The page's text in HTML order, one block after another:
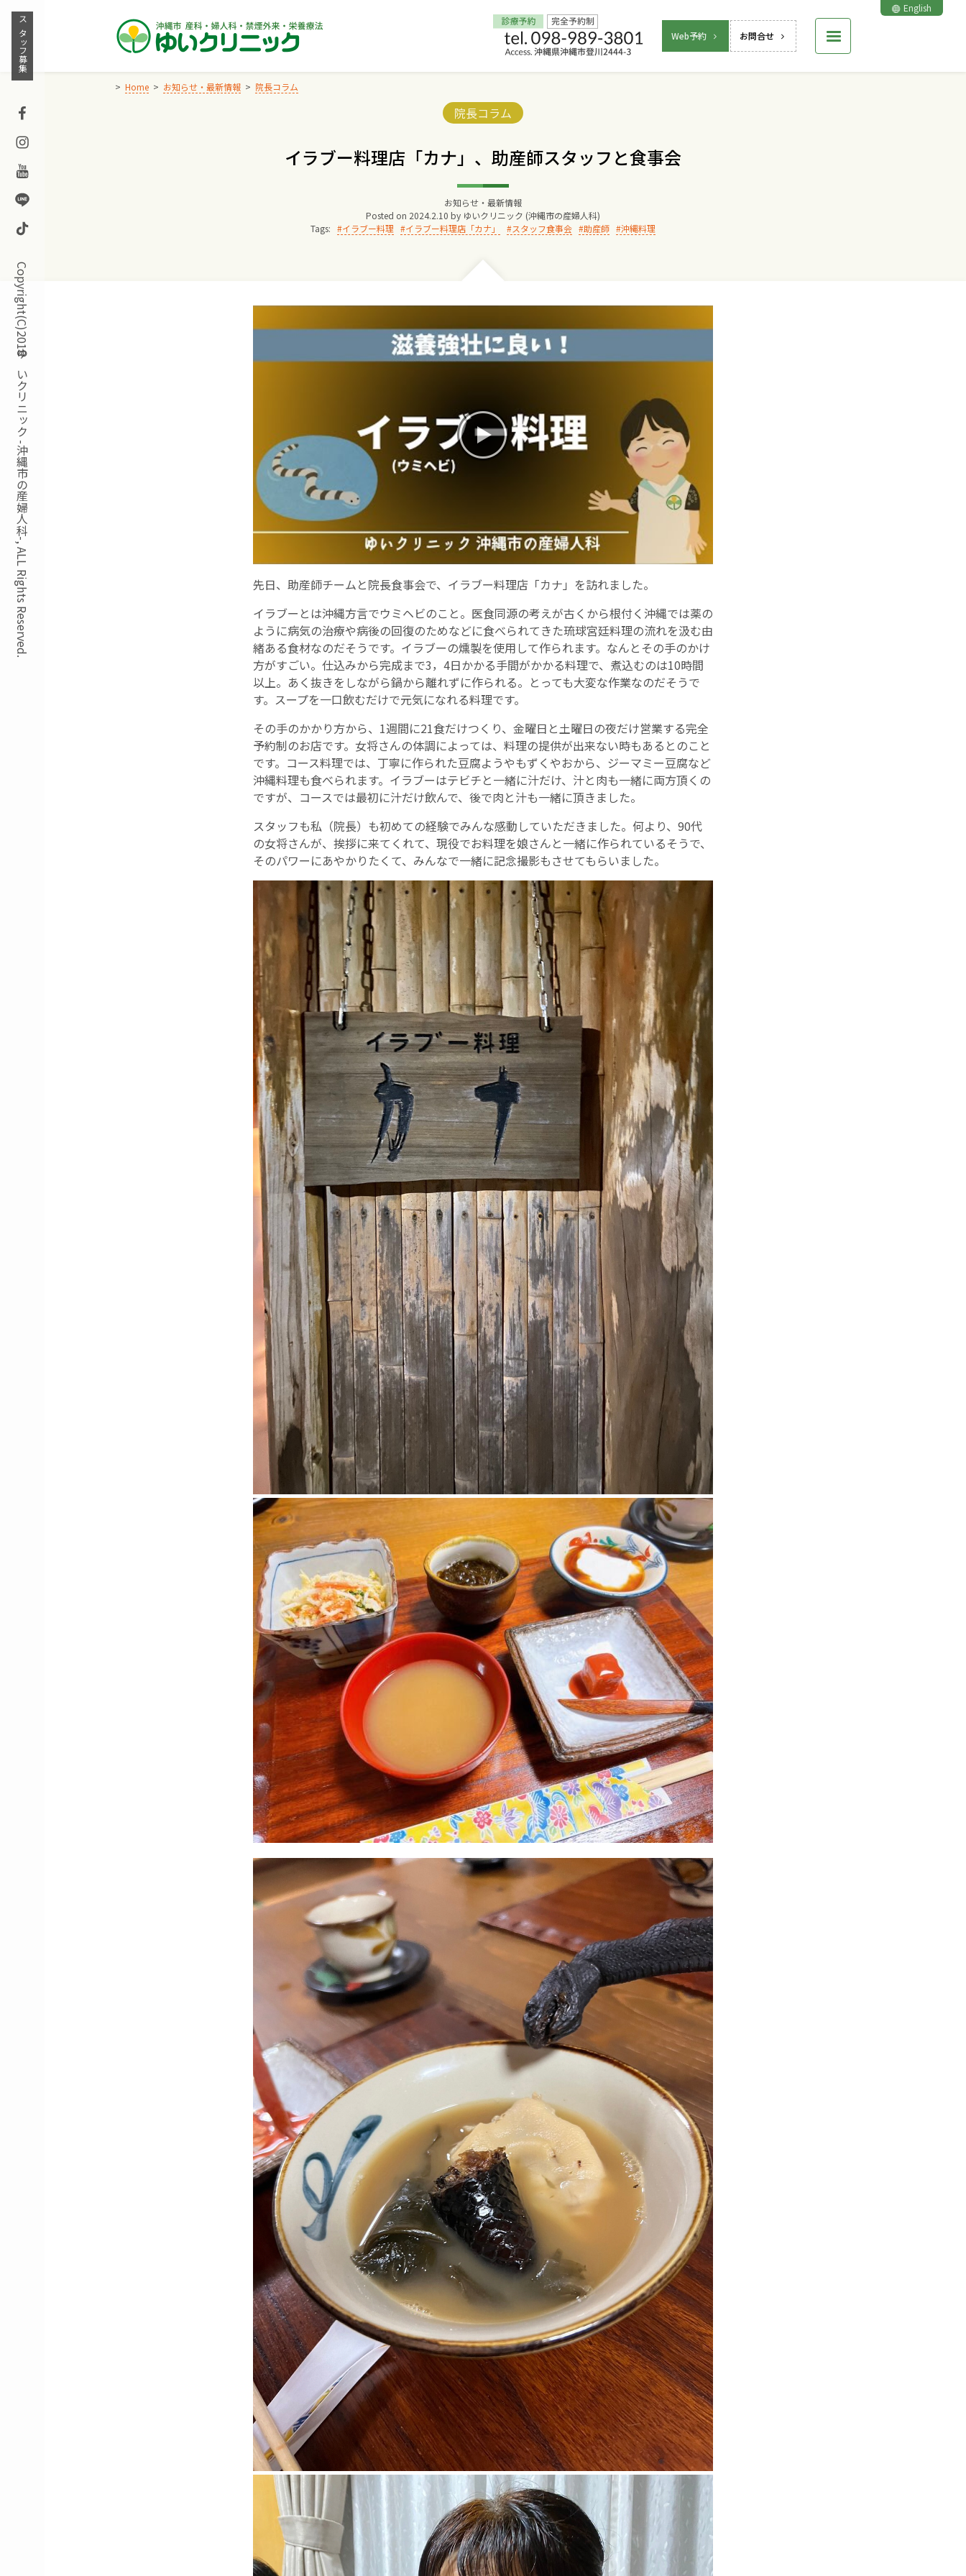
Skip
content
Web予約 お問合せ
English
スタッフ募集
Facebook
Instagram
Youtube
Line
TikTok
Copyright(C)2018ゆいクリニック -沖縄市の産婦人科-, ALL Rights Reserved.
Home お知らせ・最新情報 院長コラム
Categories:
院長コラム
イラブー料理店「カナ」、助産師スタッフと食事会
お知らせ・最新情報
Posted on 2024.2.10 by ゆいクリニック (沖縄市の産婦人科)
Tags:
イラブー料理 イラブー料理店「カナ」 スタッフ食事会 助産師 沖縄料理
先日、助産師チームと院長食事会で、イラブー料理店「カナ」を訪れました。
イラブーとは沖縄方言でウミヘビのこと。医食同源の考えが古くから根付く沖縄では薬の
ように病気の治療や病後の回復のためなどに食べられてきた琉球宮廷料理の流れを汲む由
緒ある食材なのだそうです。イラブーの燻製を使用して作られます。なんとその手のかけ
方がすごい。仕込みから完成まで3，4日かかる手間がかかる料理で、煮込むのは10時間
以上。あく抜きをしながら鍋から離れずに作られる。とっても大変な作業なのだそうで
す。スープを一口飲むだけで元気になれる料理です。
その手のかかり方から、1週間に21食だけつくり、金曜日と土曜日の夜だけ営業する完全
予約制のお店です。女将さんの体調によっては、料理の提供が出来ない時もあるとのこと
です。コース料理では、丁寧に作られた豆腐ようやもずくやおから、ジーマミー豆腐など
沖縄料理も食べられます。イラブーはテビチと一緒に汁だけ、汁と肉も一緒に両方頂くの
ですが、コースでは最初に汁だけ飲んで、後で肉と汁も一緒に頂きました。
スタッフも私（院長）も初めての経験でみんな感動していただきました。何より、90代
の女将さんが、挨拶に来てくれて、現役でお料理を娘さんと一緒に作られているそうで、
そのパワーにあやかりたくて、みんなで一緒に記念撮影もさせてもらいました。
Home
交通アクセス
院長からのごあいさつ
ゆいクリニックの経営理念
診療料金
妊婦健診
お産について
母乳育児
‘さんルーム’ でさまざまな講座・クラス
遠方にお住まいで当院での出産を希望される方へ
医師プロフィール
English Page